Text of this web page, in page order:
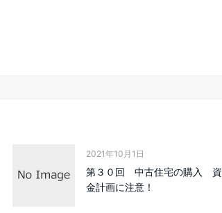
2021年10月1日
第３０回 中古住宅の購入 資
金計画に注意！